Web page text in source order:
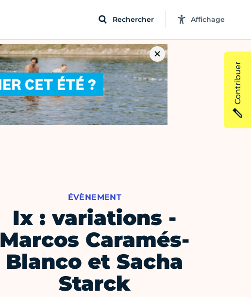
Rechercher Affichage
ÉVÈNEMENT
Ix : variations -
Marcos Caramés-
Blanco et Sacha
Starck
Contribuer